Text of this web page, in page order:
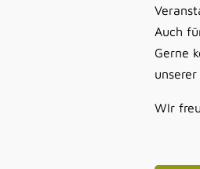
Auch
Gerne
WIr